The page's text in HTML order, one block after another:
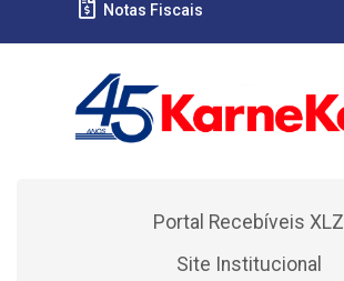
Notas Fiscais
Portal Recebíveis XLZ
Site Institucional